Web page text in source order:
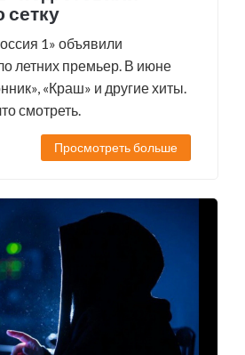
сетку
1» объявили
летних премьер. В июне
«Краш» и другие хиты.
смотреть.
Просмотреть больше